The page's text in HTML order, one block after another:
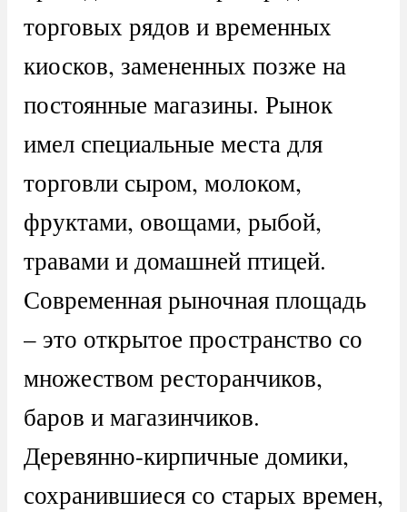
торговых рядов и временных
киосков, замененных позже на
постоянные магазины. Рынок
имел специальные места для
торговли сыром, молоком,
фруктами, овощами, рыбой,
травами и домашней птицей.
Современная рыночная площадь
– это открытое пространство со
множеством ресторанчиков,
баров и магазинчиков.
Деревянно-кирпичные домики,
сохранившиеся со старых времен,